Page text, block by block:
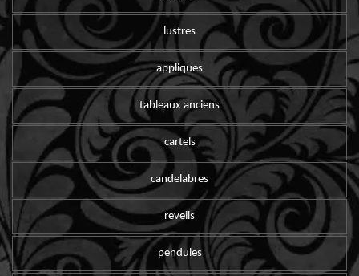
lustres
appliques
tableaux anciens
cartels
candelabres
reveils
pendules